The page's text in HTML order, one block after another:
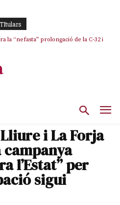
TItulars
la “nefasta” prolongació de la C-32 i
i La Forja
l’Estat” per
sigui